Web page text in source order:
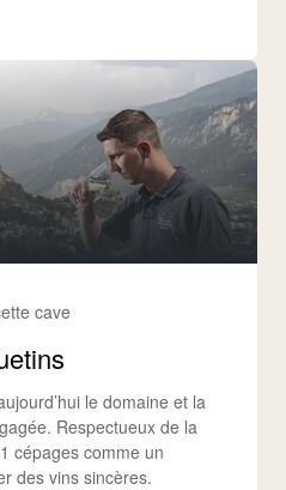
cave
le domaine et la
Respectueux de la
cépages comme un
des vins sincères.